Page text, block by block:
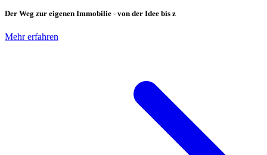
Der Weg zur eigenen Immobilie - von der Idee bis z
Mehr erfahren